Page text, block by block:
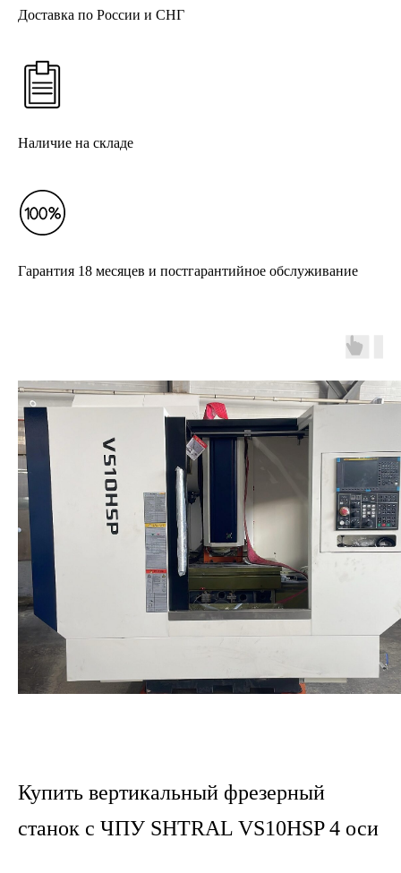
Доставка по России и СНГ
Наличие на складе
Гарантия 18 месяцев и постгарантийное обслуживание
Купить вертикальный фрезерный
станок с ЧПУ SHTRAL VS10HSP 4 оси